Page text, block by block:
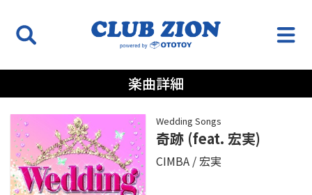
楽曲詳細
Wedding Songs
奇跡 (feat. 宏実)
CIMBA 宏実